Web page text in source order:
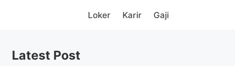
Loker Karir Gaji
Latest Post